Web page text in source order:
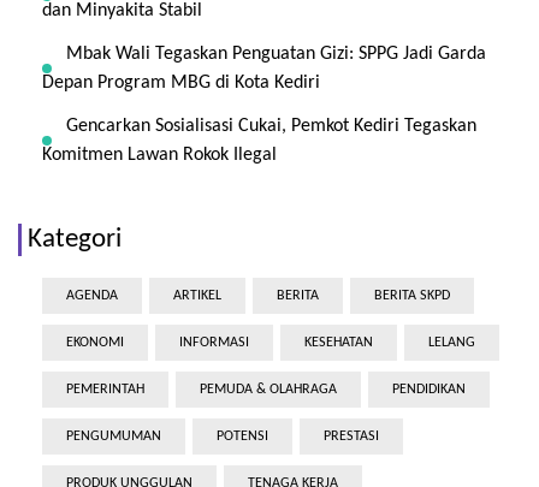
dan Minyakita Stabil
Mbak Wali Tegaskan Penguatan Gizi: SPPG Jadi Garda
Depan Program MBG di Kota Kediri
Gencarkan Sosialisasi Cukai, Pemkot Kediri Tegaskan
Komitmen Lawan Rokok Ilegal
Kategori
AGENDA ARTIKEL BERITA BERITA SKPD
EKONOMI INFORMASI KESEHATAN LELANG
PEMERINTAH PEMUDA & OLAHRAGA PENDIDIKAN
PENGUMUMAN POTENSI PRESTASI
PRODUK UNGGULAN TENAGA KERJA